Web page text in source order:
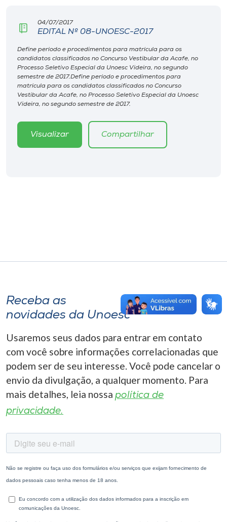
Museu
Unoesc
Store
Selecione
o idioma
04/07/2017
EDITAL Nº 08-UNOESC-2017
Define período e procedimentos para matrícula para os
candidatos classificados no Concurso Vestibular da Acafe, no
Processo Seletivo Especial da Unoesc Videira, no segundo
semestre de 2017.Define período e procedimentos para
matrícula para os candidatos classificados no Concurso
Vestibular da Acafe, no Processo Seletivo Especial da Unoesc
Videira, no segundo semestre de 2017.
Visualizar Compartilhar
Receba as
novidades da Unoesc
Usaremos seus dados para entrar em contato
com você sobre informações correlacionadas que
podem ser de seu interesse. Você pode cancelar o
envio da divulgação, a qualquer momento. Para
mais detalhes, leia nossa política de
privacidade.